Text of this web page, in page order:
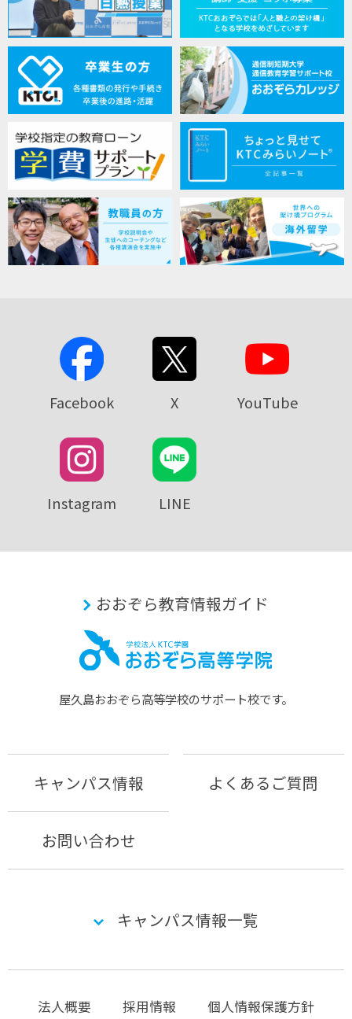
Facebook X YouTube
Instagram LINE
おおぞら教育情報ガイド
屋久島おおぞら⾼等学校のサポート校です。
キャンパス情報 よくあるご質問
お問い合わせ
キャンパス情報一覧
法人概要 採用情報 個人情報保護方針